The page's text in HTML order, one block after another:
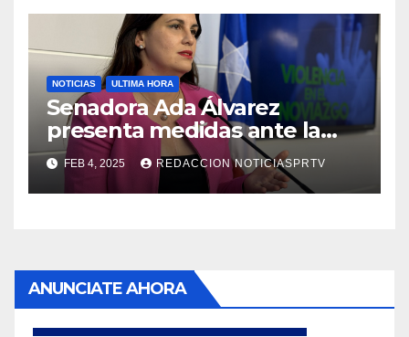
NOTICIAS ULTIMA HORA
Senadora Ada Álvarez
presenta medidas ante la
violencia en el noviazgo
FEB 4, 2025 REDACCION NOTICIASPRTV
ANUNCIATE AHORA